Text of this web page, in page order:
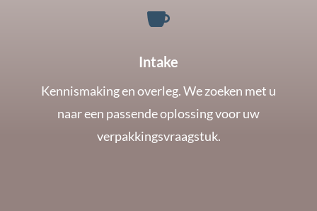

Intake
Kennismaking en overleg. We zoeken met u
naar een passende oplossing voor uw
verpakkingsvraagstuk.